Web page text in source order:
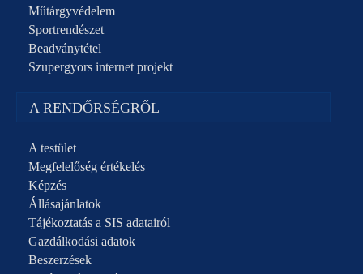
Műtárgyvédelem
Sportrendészet
Beadványtétel
Szupergyors internet projekt
A RENDŐRSÉGRŐL
A testület
Megfelelőség értékelés
Képzés
Állásajánlatok
Tájékoztatás a SIS adatairól
Gazdálkodási adatok
Beszerzések